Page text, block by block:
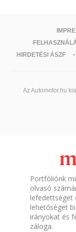
HIRDETÉSI ÁSZF
Az Automotor.hu
Portfóliónk
olvasó
lefedettséget
lehetőséget
irányokat és
záloga.